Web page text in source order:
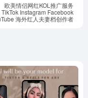
欧美情侣网红KOL推广服务
TikTok Instagram Facebook
海外红人夫妻档创作者